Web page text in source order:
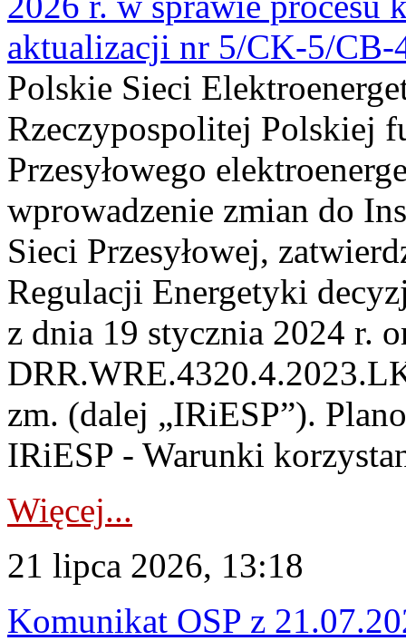
aktualizacji nr 5/CK-5/CB-
Polskie Sieci
Rzeczypospolitej Polskiej
Przesyłowego
wprowadzenie zmian do
Sieci Przesyłowej,
Regulacji Energetyki
z dnia 19 stycznia 2024 r.
zm. (dalej „IRiESP”).
IRiESP - Warunki
Więcej...
21 lipca 2026, 13:18
Komunikat OSP z